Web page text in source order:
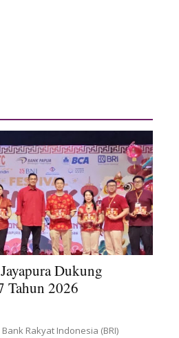
Dukung
Tahun 2026
Bank Rakyat Indonesia (BRI)